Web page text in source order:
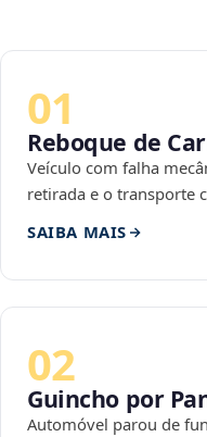
01
Reboque de
Veículo com falha
retirada e o transporte
SAIBA MAIS
02
Guincho por
Automóvel parou de